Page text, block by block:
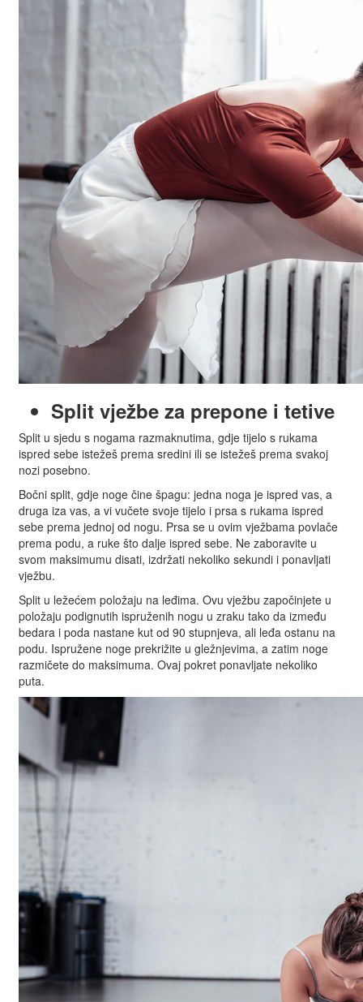
Split vježbe za prepone i tetive
Split u sjedu s nogama razmaknutima, gdje tijelo s rukama
ispred sebe istežeš prema sredini ili se istežeš prema svakoj
nozi posebno.
Bočni split, gdje noge čine špagu: jedna noga je ispred vas, a
druga iza vas, a vi vučete svoje tijelo i prsa s rukama ispred
sebe prema jednoj od nogu. Prsa se u ovim vježbama povlače
prema podu, a ruke što dalje ispred sebe. Ne zaboravite u
svom maksimumu disati, izdržati nekoliko sekundi i ponavljati
vježbu.
Split u ležećem položaju na leđima. Ovu vježbu započinjete u
položaju podignutih ispruženih nogu u zraku tako da između
bedara i poda nastane kut od 90 stupnjeva, ali leđa ostanu na
podu. Ispružene noge prekrižite u gležnjevima, a zatim noge
razmičete do maksimuma. Ovaj pokret ponavljate nekoliko
puta.